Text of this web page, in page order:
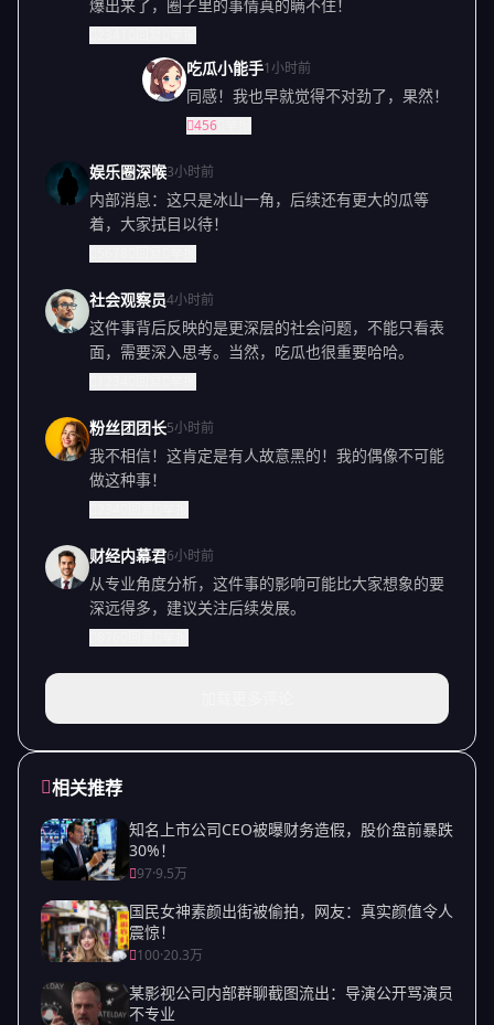
爆出来了，圈子里的事情真的瞒不住！
吃瓜小能手1小时前
同感！我也早就觉得不对劲了，果然！
456
娱乐圈深喉3小时前
内部消息：这只是冰山一角，后续还有更大的瓜等
着，大家拭目以待！
社会观察员4小时前
这件事背后反映的是更深层的社会问题，不能只看表
面，需要深入思考。当然，吃瓜也很重要哈哈。
粉丝团团长5小时前
我不相信！这肯定是有人故意黑的！我的偶像不可能
做这种事！
财经内幕君6小时前
从专业角度分析，这件事的影响可能比大家想象的要
深远得多，建议关注后续发展。
相关推荐
知名上市公司CEO被曝财务造假，股价盘前暴跌
30%！
97·9.5万
国民女神素颜出街被偷拍，网友：真实颜值令人
震惊！
100·20.3万
某影视公司内部群聊截图流出：导演公开骂演员
不专业